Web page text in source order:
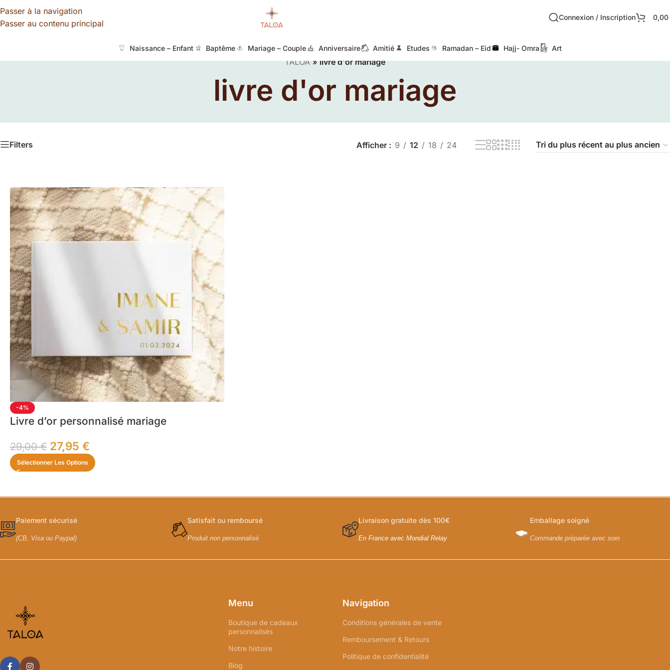
Passer à la navigation
Passer au contenu principal
Connexion / Inscription 0,00
Naissance – Enfant Baptême Mariage – Couple Anniversaire Amitié Etudes Ramadan – Eid Hajj- Omra Art
TALOA»livre d'or mariage
livre d'or mariage
Filters Afficher 9 12 18 24
-4%
Livre d’or personnalisé mariage
29,00€ 27,95 €
Sélectionner Les Options
Paiement sécurisé
(CB, Visa ou Paypal)
Satisfait ou remboursé
Produit non personnalisé
Livraison gratuite dès 100€
En France avec Mondial Relay
Emballage soigné
Commande préparée avec soin
Menu
Boutique de cadeaux
personnalisés
Notre histoire
Blog
Navigation
Conditions générales de vente
Remboursement & Retours
Politique de confidentialité